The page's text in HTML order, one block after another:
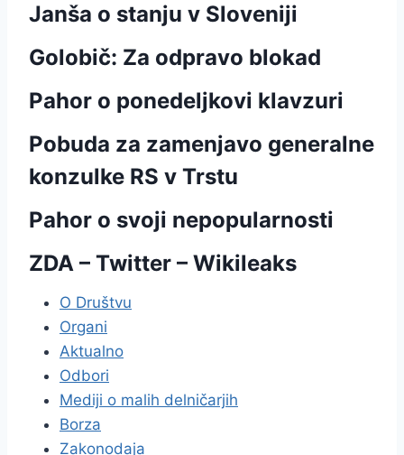
Janša o stanju v Sloveniji
Golobič: Za odpravo blokad
Pahor o ponedeljkovi klavzuri
Pobuda za zamenjavo generalne
konzulke RS v Trstu
Pahor o svoji nepopularnosti
ZDA – Twitter – Wikileaks
O Društvu
Organi
Aktualno
Odbori
Mediji o malih delničarjih
Borza
Zakonodaja